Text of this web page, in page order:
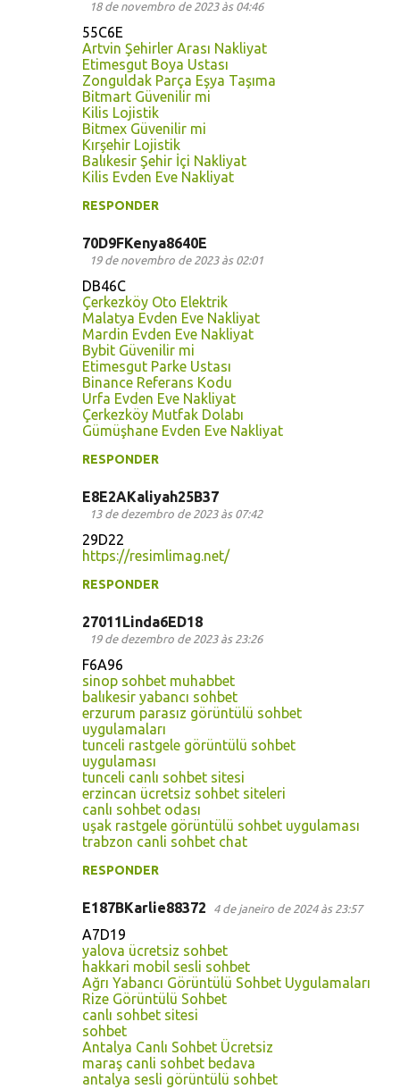
18 de novembro de 2023 às 04:46
55C6E
Artvin Şehirler Arası Nakliyat
Etimesgut Boya Ustası
Zonguldak Parça Eşya Taşıma
Bitmart Güvenilir mi
Kilis Lojistik
Bitmex Güvenilir mi
Kırşehir Lojistik
Balıkesir Şehir İçi Nakliyat
Kilis Evden Eve Nakliyat
RESPONDER
70D9FKenya8640E
19 de novembro de 2023 às 02:01
DB46C
Çerkezköy Oto Elektrik
Malatya Evden Eve Nakliyat
Mardin Evden Eve Nakliyat
Bybit Güvenilir mi
Etimesgut Parke Ustası
Binance Referans Kodu
Urfa Evden Eve Nakliyat
Çerkezköy Mutfak Dolabı
Gümüşhane Evden Eve Nakliyat
RESPONDER
E8E2AKaliyah25B37
13 de dezembro de 2023 às 07:42
29D22
https://resimlimag.net/
RESPONDER
27011Linda6ED18
19 de dezembro de 2023 às 23:26
F6A96
sinop sohbet muhabbet
balıkesir yabancı sohbet
erzurum parasız görüntülü sohbet
uygulamaları
tunceli rastgele görüntülü sohbet
uygulaması
tunceli canlı sohbet sitesi
erzincan ücretsiz sohbet siteleri
canlı sohbet odası
uşak rastgele görüntülü sohbet uygulaması
trabzon canli sohbet chat
RESPONDER
E187BKarlie88372 4 de janeiro de 2024 às 23:57
A7D19
yalova ücretsiz sohbet
hakkari mobil sesli sohbet
Ağrı Yabancı Görüntülü Sohbet Uygulamaları
Rize Görüntülü Sohbet
canlı sohbet sitesi
sohbet
Antalya Canlı Sohbet Ücretsiz
maraş canli sohbet bedava
antalya sesli görüntülü sohbet